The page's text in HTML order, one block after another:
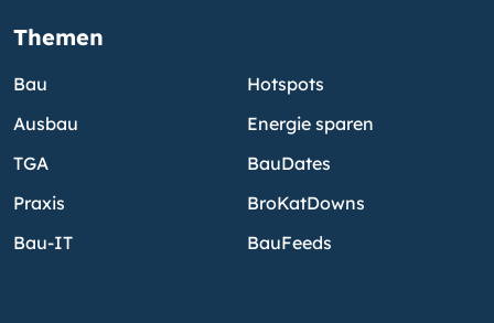
Themen
Bau
Ausbau
TGA
Praxis
Bau-IT
Hotspots
Energie sparen
BauDates
BroKatDowns
BauFeeds